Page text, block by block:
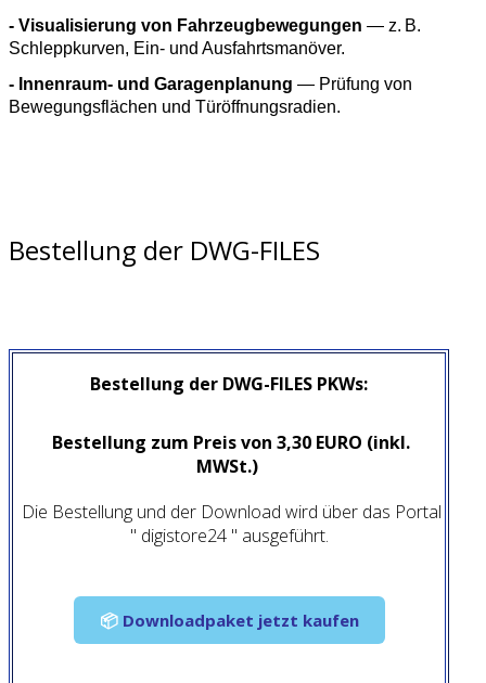
- Visualisierung von Fahrzeugbewegungen — z. B.
Schleppkurven, Ein- und Ausfahrtsmanöver.
- Innenraum- und Garagenplanung — Prüfung von
Bewegungsflächen und Türöffnungsradien.
Bestellung der DWG-FILES
Bestellung der DWG-FILES PKWs:
Bestellung zum Preis von 3,30 EURO (inkl.
MWSt.)
Die Bestellung und der Download wird über das Portal
" digistore24 " ausgeführt.
📦Downloadpaket jetzt kaufen